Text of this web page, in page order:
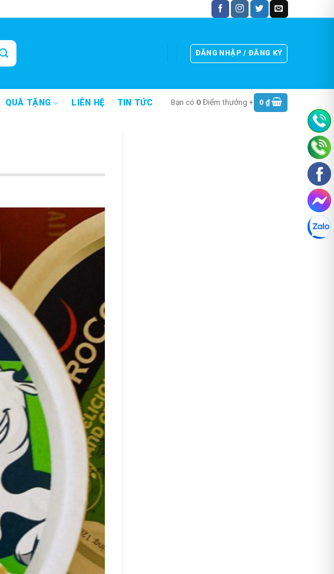
ĐĂNG NHẬP / ĐĂNG KÝ
QUÀ TẶNG LIÊN HỆ TIN TỨC Bạn có 0Điểm thưởng + 0 ₫